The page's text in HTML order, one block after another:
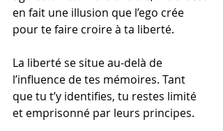
en fait une illusion que l’ego crée
pour te faire croire à ta liberté.
La liberté se situe au-delà de
l’influence de tes mémoires. Tant
que tu t’y identifies, tu restes limité
et emprisonné par leurs principes.